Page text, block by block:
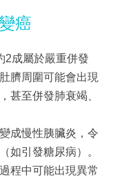
癌
2成屬於嚴重併發
臍周圍可能會出現
甚至併發肺衰竭、
成慢性胰臟炎，令
如引發糖尿病）。
程中可能出現異常